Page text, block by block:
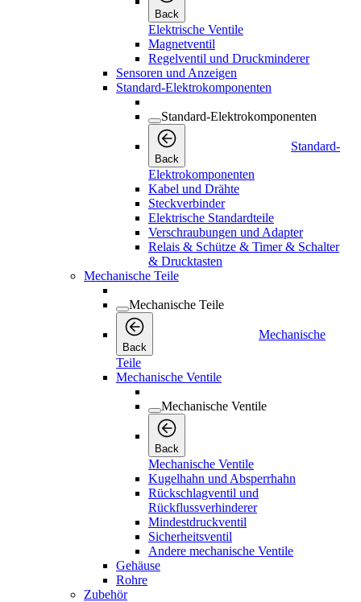
Back
Elektrische Ventile
Magnetventil
Regelventil und Druckminderer
Sensoren und Anzeigen
Standard-Elektrokomponenten
Standard-Elektrokomponenten
Back
Standard-
Elektrokomponenten
Kabel und Drähte
Steckverbinder
Elektrische Standardteile
Verschraubungen und Adapter
Relais & Schütze & Timer & Schalter
& Drucktasten
Mechanische Teile
Mechanische Teile
Back
Mechanische
Teile
Mechanische Ventile
Mechanische Ventile
Back
Mechanische Ventile
Kugelhahn und Absperrhahn
Rückschlagventil und
Rückflussverhinderer
Mindestdruckventil
Sicherheitsventil
Andere mechanische Ventile
Gehäuse
Rohre
Zubehör